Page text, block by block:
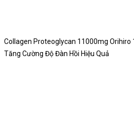
Collagen Proteoglycan 11000mg Orihiro
Tăng Cường Độ Đàn Hồi Hiệu Quả